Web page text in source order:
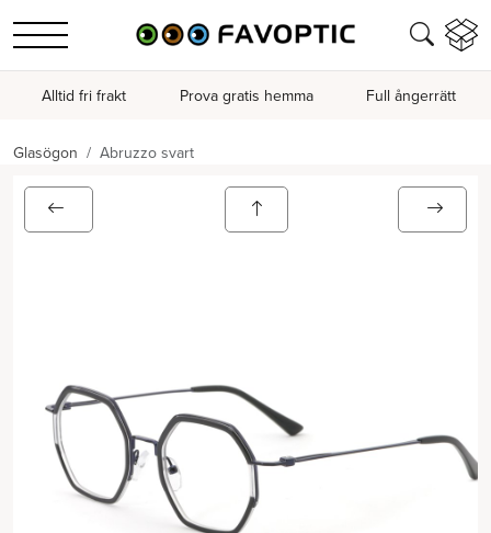
Alltid fri frakt Prova gratis hemma Full ångerrätt
Glasögon Abruzzo svart